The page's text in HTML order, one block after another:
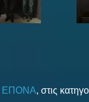
ΕΠΟΝΑ, στις